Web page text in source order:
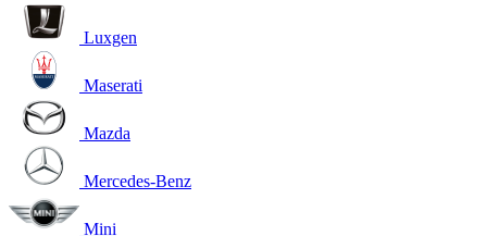
Luxgen
Maserati
Mazda
Mercedes-Benz
Mini